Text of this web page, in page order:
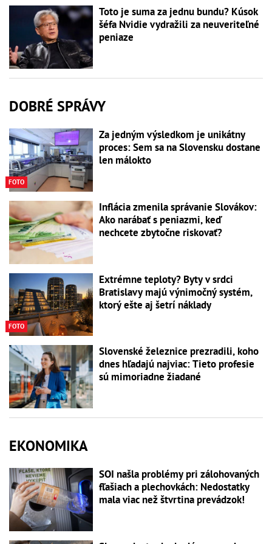
Toto je suma za jednu bundu? Kúsok
šéfa Nvidie vydražili za neuveriteľné
peniaze
DOBRÉ SPRÁVY
FOTO
Za jedným výsledkom je unikátny
proces: Sem sa na Slovensku dostane
len málokto
Inflácia zmenila správanie Slovákov:
Ako narábať s peniazmi, keď
nechcete zbytočne riskovať?
FOTO
Extrémne teploty? Byty v srdci
Bratislavy majú výnimočný systém,
ktorý ešte aj šetrí náklady
Slovenské železnice prezradili, koho
dnes hľadajú najviac: Tieto profesie
sú mimoriadne žiadané
EKONOMIKA
SOI našla problémy pri zálohovaných
fľašiach a plechovkách: Nedostatky
mala viac než štvrtina prevádzok!